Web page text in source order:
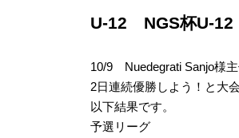
U-12 NGS杯U-
10/9 Nuedegrati Sanjo様主
2日連続優勝しよう！と大
以下結果です。
予選リーグ